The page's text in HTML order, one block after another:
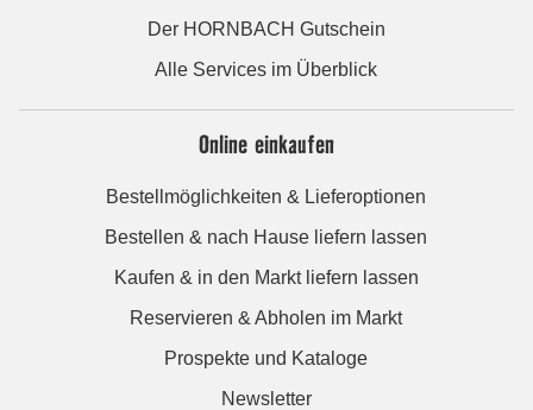
Der HORNBACH Gutschein
Alle Services im Überblick
Online einkaufen
Bestellmöglichkeiten & Lieferoptionen
Bestellen & nach Hause liefern lassen
Kaufen & in den Markt liefern lassen
Reservieren & Abholen im Markt
Prospekte und Kataloge
Newsletter